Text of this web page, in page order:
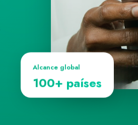
Alcance global
100+ países